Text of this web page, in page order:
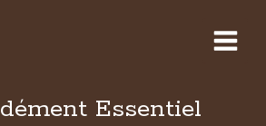
Essentiel